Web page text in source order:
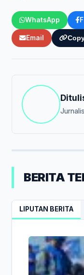
WhatsApp
Email
BERITA
LIPUTAN BERITA